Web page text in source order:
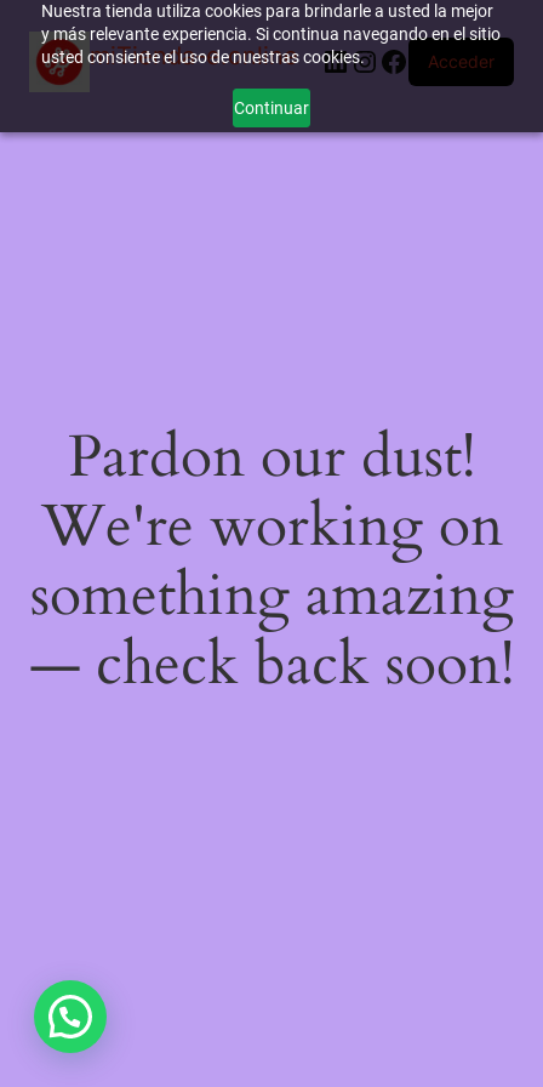
Nuestra tienda utiliza cookies para brindarle a usted la mejor
y más relevante experiencia. Si continua navegando en el sitio
usted consiente el uso de nuestras cookies.
Continuar
miTienda-e.online LinkedIn
Instagram
Facebook
Acceder
Pardon our dust!
We're working on
something amazing
— check back soon!